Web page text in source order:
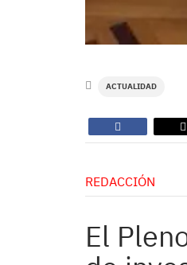
ACTUALIDAD
REDACCIÓN
El